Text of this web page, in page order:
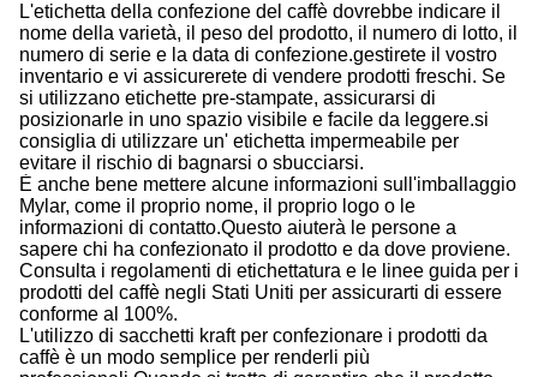
L'etichetta della confezione del caffè dovrebbe indicare il
nome della varietà, il peso del prodotto, il numero di lotto, il
numero di serie e la data di confezione.gestirete il vostro
inventario e vi assicurerete di vendere prodotti freschi. Se
si utilizzano etichette pre-stampate, assicurarsi di
posizionarle in uno spazio visibile e facile da leggere.si
consiglia di utilizzare un' etichetta impermeabile per
evitare il rischio di bagnarsi o sbucciarsi.
È anche bene mettere alcune informazioni sull'imballaggio
Mylar, come il proprio nome, il proprio logo o le
informazioni di contatto.Questo aiuterà le persone a
sapere chi ha confezionato il prodotto e da dove proviene.
Consulta i regolamenti di etichettatura e le linee guida per i
prodotti del caffè negli Stati Uniti per assicurarti di essere
conforme al 100%.
L'utilizzo di sacchetti kraft per confezionare i prodotti da
caffè è un modo semplice per renderli più